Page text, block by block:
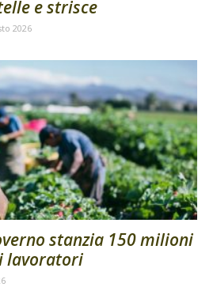
e strisce
2026
stanzia 150 milioni
lavoratori